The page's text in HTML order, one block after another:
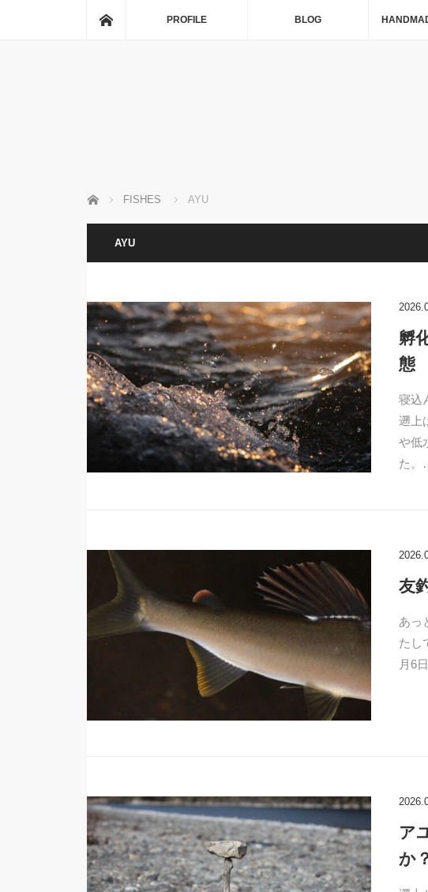
PROFILE BLOG
ホーム FISHES AYU
AYU
孵
態
寝込
遡上
や低
た。
友
あっ
たし
月6
ア
か